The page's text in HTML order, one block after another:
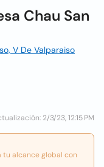
Chau San
V De Valparaiso
2/3/23, 12:15 PM
alcance global con